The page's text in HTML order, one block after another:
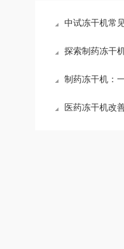
中试冻干机常见
探索制药冻干
制药冻干机：一种用于
医药冻干机改善草药保存问题